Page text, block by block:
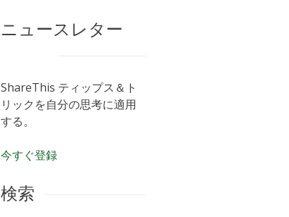
ニュースレター
ShareThis ティップス＆ト
リックを自分の思考に適用
する。
今すぐ登録
検索